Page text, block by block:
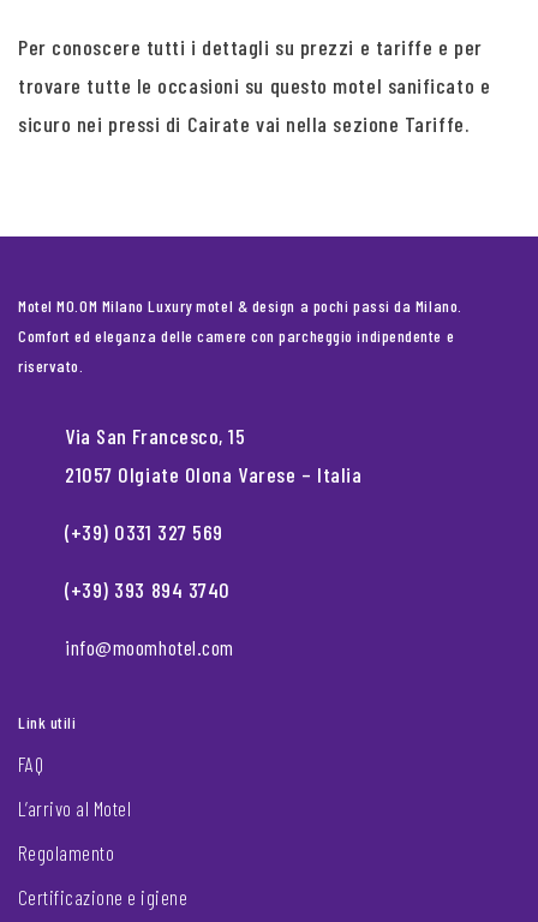
Per conoscere tutti i dettagli su prezzi e tariffe e per
trovare tutte le occasioni su questo motel sanificato e
sicuro nei pressi di Cairate vai nella sezione Tariffe.
Motel MO.OM Milano Luxury motel & design a pochi passi da Milano.
Comfort ed eleganza delle camere con parcheggio indipendente e
riservato.
Via San Francesco, 15
21057 Olgiate Olona Varese – Italia
(+39) 0331 327 569
(+39) 393 894 3740
info@moomhotel.com
Link utili
FAQ
L’arrivo al Motel
Regolamento
Certificazione e igiene